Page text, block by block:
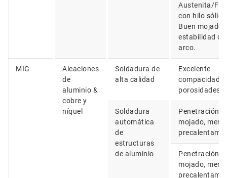
Austenita/
con hilo
Buen mojado
estabilidad de
arco.
MIG
Aleaciones
de
aluminio &
cobre y
níquel
Soldadura de
alta calidad
Excelente
compacidad
porosidades).
Soldadura
automática
de
estructuras
de aluminio
Penetración,
mojado,
Penetración,
mojado,